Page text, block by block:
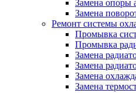
Замена опоры
Замена
Ремонт системы
Промывка
Промывка
Замена
Замена
Замена
Замена